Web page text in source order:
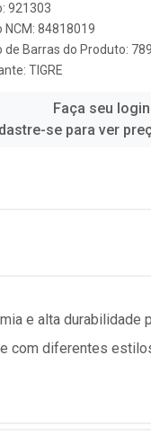
921303
NCM: 84818019
de Barras do Produto:
TIGRE
Faça seu
se para ver
e alta durabilidade
com diferentes